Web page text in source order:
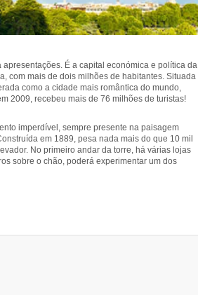
É a capital económica e política da
com mais de dois milhões de habitantes. Situada
como a cidade mais romântica do mundo,
2009, recebeu mais de 76 milhões de turistas!
imperdível, sempre presente na paisagem
em 1889, pesa nada mais do que 10 mil
No primeiro andar da torre, há várias lojas
sobre o chão, poderá experimentar um dos